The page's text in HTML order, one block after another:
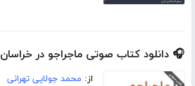
🎧 دانلود کتاب صوتی ماجراجو در خراسان
از: محمد جولایی تهرانی